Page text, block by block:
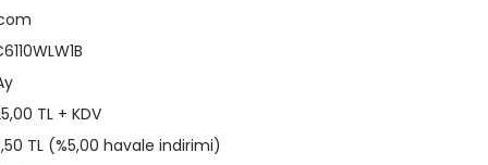
TL + KDV
TL (%5,00 havale indirimi)